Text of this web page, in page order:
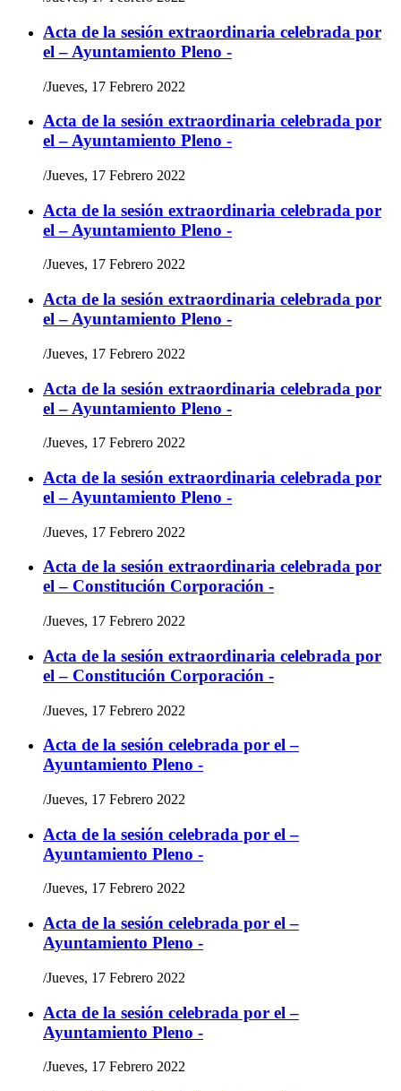
Acta de la sesión extraordinaria celebrada por
el – Ayuntamiento Pleno -
/Jueves, 17 Febrero 2022
Acta de la sesión extraordinaria celebrada por
el – Ayuntamiento Pleno -
/Jueves, 17 Febrero 2022
Acta de la sesión extraordinaria celebrada por
el – Ayuntamiento Pleno -
/Jueves, 17 Febrero 2022
Acta de la sesión extraordinaria celebrada por
el – Ayuntamiento Pleno -
/Jueves, 17 Febrero 2022
Acta de la sesión extraordinaria celebrada por
el – Ayuntamiento Pleno -
/Jueves, 17 Febrero 2022
Acta de la sesión extraordinaria celebrada por
el – Ayuntamiento Pleno -
/Jueves, 17 Febrero 2022
Acta de la sesión extraordinaria celebrada por
el – Constitución Corporación -
/Jueves, 17 Febrero 2022
Acta de la sesión extraordinaria celebrada por
el – Constitución Corporación -
/Jueves, 17 Febrero 2022
Acta de la sesión celebrada por el –
Ayuntamiento Pleno -
/Jueves, 17 Febrero 2022
Acta de la sesión celebrada por el –
Ayuntamiento Pleno -
/Jueves, 17 Febrero 2022
Acta de la sesión celebrada por el –
Ayuntamiento Pleno -
/Jueves, 17 Febrero 2022
Acta de la sesión celebrada por el –
Ayuntamiento Pleno -
/Jueves, 17 Febrero 2022